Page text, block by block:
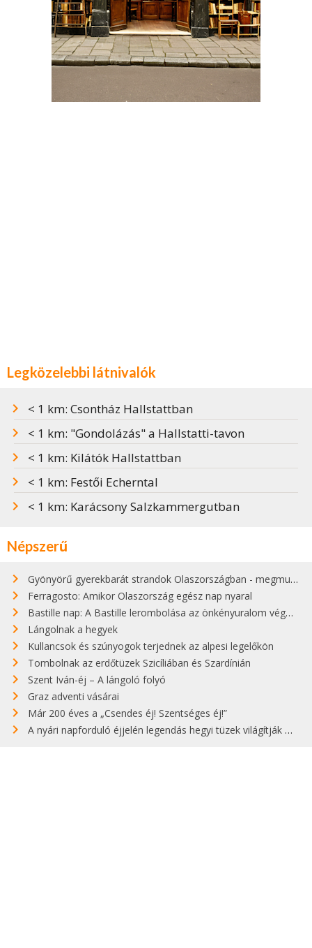
Legközelebbi látnivalók
< 1 km: Csontház Hallstattban
< 1 km: "Gondolázás" a Hallstatti-tavon
< 1 km: Kilátók Hallstattban
< 1 km: Festői Echerntal
< 1 km: Karácsony Salzkammergutban
Népszerű
Gyönyörű gyerekbarát strandok Olaszországban - megmutatjuk a 15 legjobbat
Ferragosto: Amikor Olaszország egész nap nyaral
Bastille nap: A Bastille lerombolása az önkényuralom végét jelentette
Lángolnak a hegyek
Kullancsok és szúnyogok terjednek az alpesi legelőkön
Tombolnak az erdőtüzek Szicíliában és Szardínián
Szent Iván-éj – A lángoló folyó
Graz adventi vásárai
Már 200 éves a „Csendes éj! Szentséges éj!”
A nyári napforduló éjjelén legendás hegyi tüzek világítják meg Zugspitzét